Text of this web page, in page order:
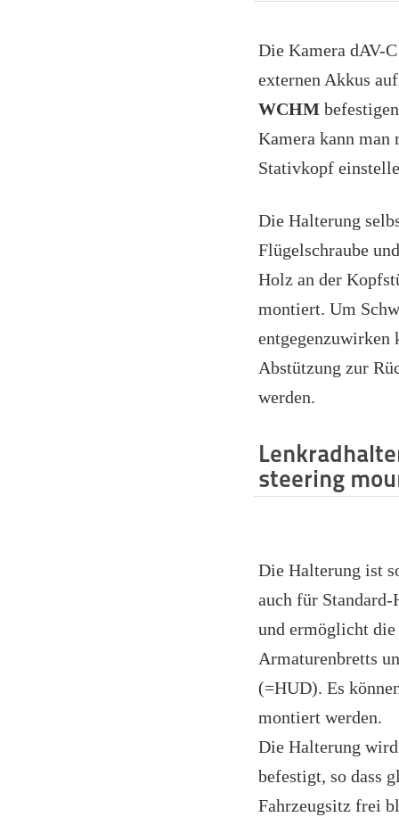
Die Kamera dAV-
externen Akkus
WCHM
Kamera kann
Stativkopf
Die Halterung
Flügelschraube
Holz an der
montiert. Um
entgegenzuwirken
Abstützung zur
werden.
steering
Die Halterung ist
auch für
und ermöglicht die
Armaturenbretts
(=HUD). Es
montiert werden.
Die Halterung
befestigt, so dass
Fahrzeugsitz frei